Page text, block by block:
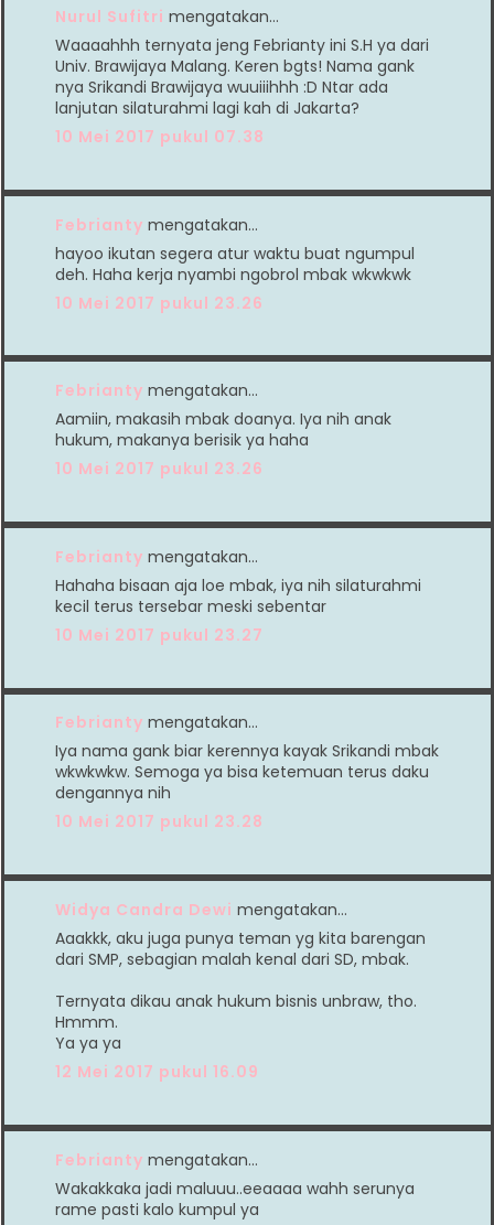
Nurul Sufitri mengatakan…
Waaaahhh ternyata jeng Febrianty ini S.H ya dari
Univ. Brawijaya Malang. Keren bgts! Nama gank
nya Srikandi Brawijaya wuuiiihhh :D Ntar ada
lanjutan silaturahmi lagi kah di Jakarta?
10 Mei 2017 pukul 07.38
Febrianty mengatakan…
hayoo ikutan segera atur waktu buat ngumpul
deh. Haha kerja nyambi ngobrol mbak wkwkwk
10 Mei 2017 pukul 23.26
Febrianty mengatakan…
Aamiin, makasih mbak doanya. Iya nih anak
hukum, makanya berisik ya haha
10 Mei 2017 pukul 23.26
Febrianty mengatakan…
Hahaha bisaan aja loe mbak, iya nih silaturahmi
kecil terus tersebar meski sebentar
10 Mei 2017 pukul 23.27
Febrianty mengatakan…
Iya nama gank biar kerennya kayak Srikandi mbak
wkwkwkw. Semoga ya bisa ketemuan terus daku
dengannya nih
10 Mei 2017 pukul 23.28
Widya Candra Dewi mengatakan…
Aaakkk, aku juga punya teman yg kita barengan
dari SMP, sebagian malah kenal dari SD, mbak.
Ternyata dikau anak hukum bisnis unbraw, tho.
Hmmm.
Ya ya ya
12 Mei 2017 pukul 16.09
Febrianty mengatakan…
Wakakkaka jadi maluuu..eeaaaa wahh serunya
rame pasti kalo kumpul ya